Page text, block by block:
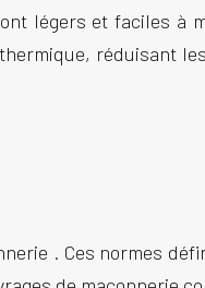
légers et faciles à
réduisant
. Ces normes